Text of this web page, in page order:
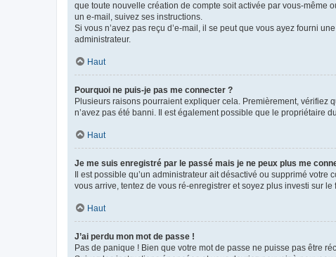
que toute nouvelle création de compte soit activée par vous-même
un e-mail, suivez ses instructions.
Si vous n’avez pas reçu d’e-mail, il se peut que vous ayez fourni
administrateur.
Haut
Pourquoi ne puis-je pas me connecter ?
Plusieurs raisons pourraient expliquer cela. Premièrement, vérifiez
n’avez pas été banni. Il est également possible que le propriétaire
Haut
Je me suis enregistré par le passé mais je ne peux plus me
Il est possible qu’un administrateur ait désactivé ou supprimé
vous arrive, tentez de vous ré-enregistrer et soyez plus investi sur le
Haut
J’ai perdu mon mot de passe !
Pas de panique ! Bien que votre mot de passe ne puisse pas être